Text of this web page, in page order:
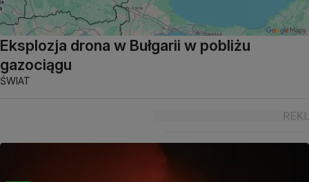
Eksplozja drona w Bułgarii w pobliżu
gazociągu
ŚWIAT